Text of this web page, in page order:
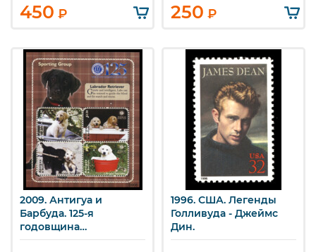
450 ₽ 250 ₽
2009. Антигуа и
Барбуда. 125-я
годовщина
Американского клуба
1996. США. Легенды
Голливуда - Джеймс
Дин.